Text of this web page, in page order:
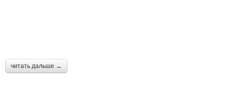
читать дальше →